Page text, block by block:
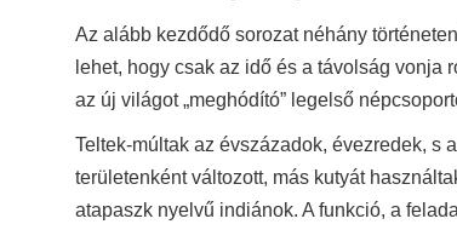
Az alább kezdődő sorozat néhány
lehet, hogy csak az idő és a távolság
az új világot „meghódító” legelső
Teltek-múltak az évszázadok, évezredek, s
területenként változott, más kutyát
atapaszk nyelvű indiánok. A funkció, a